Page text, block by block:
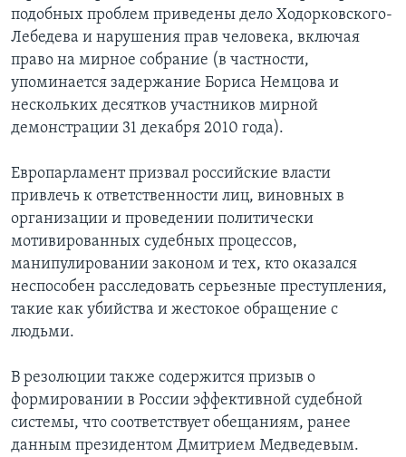
подобных проблем приведены дело Ходорковского-
Лебедева и нарушения прав человека, включая
право на мирное собрание (в частности,
упоминается задержание Бориса Немцова и
нескольких десятков участников мирной
демонстрации 31 декабря 2010 года).
Европарламент призвал российские власти
привлечь к ответственности лиц, виновных в
организации и проведении политически
мотивированных судебных процессов,
манипулировании законом и тех, кто оказался
неспособен расследовать серьезные преступления,
такие как убийства и жестокое обращение с
людьми.
В резолюции также содержится призыв о
формировании в России эффективной судебной
системы, что соответствует обещаниям, ранее
данным президентом Дмитрием Медведевым.